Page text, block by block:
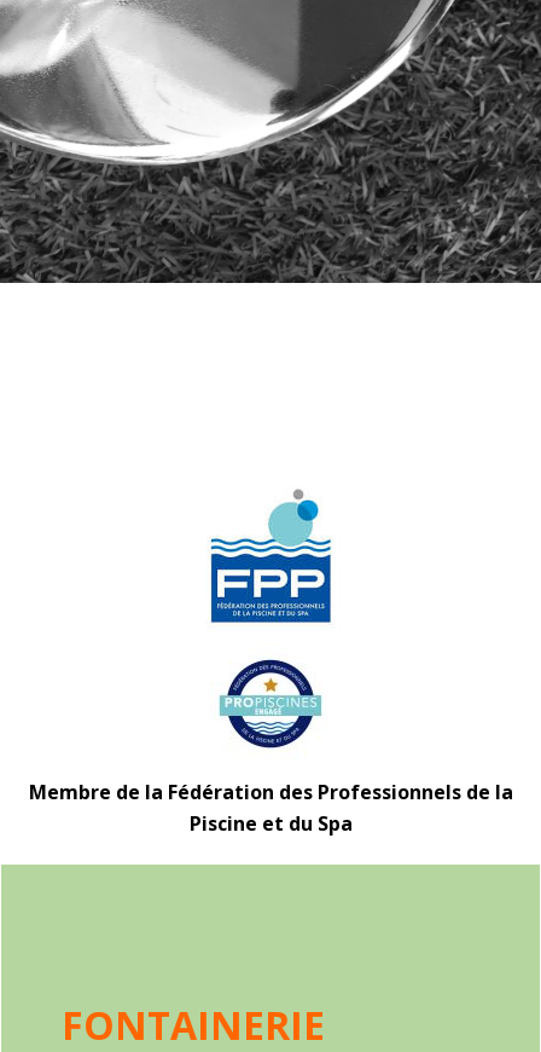
Membre de la Fédération des Professionnels de la
Piscine et du Spa
FONTAINERIE